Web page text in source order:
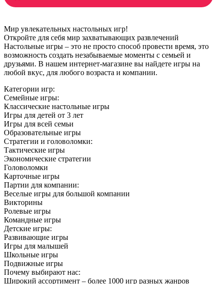
Мир увлекательных настольных игр!
Откройте для себя мир захватывающих развлечений
Настольные игры – это не просто способ провести время, это
возможность создать незабываемые моменты с семьей и
друзьями. В нашем интернет-магазине вы найдете игры на
любой вкус, для любого возраста и компании.
Категории игр:
Семейные игры:
Классические настольные игры
Игры для детей от 3 лет
Игры для всей семьи
Образовательные игры
Стратегии и головоломки:
Тактические игры
Экономические стратегии
Головоломки
Карточные игры
Партии для компании:
Веселые игры для большой компании
Викторины
Ролевые игры
Командные игры
Детские игры:
Развивающие игры
Игры для малышей
Школьные игры
Подвижные игры
Почему выбирают нас:
Широкий ассортимент – более 1000 игр разных жанров